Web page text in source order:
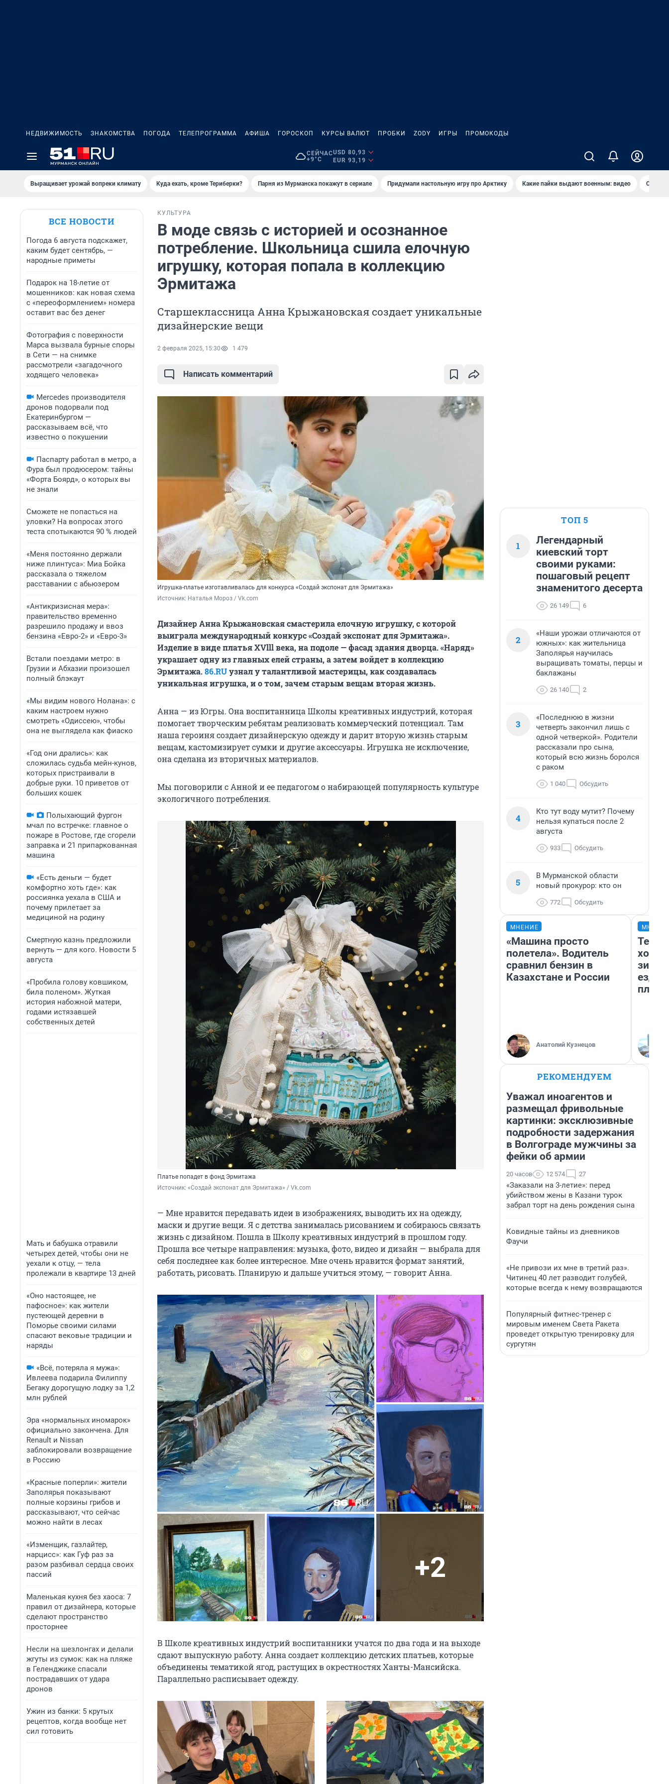
НЕДВИЖИМОСТЬ ЗНАКОМСТВА ПОГОДА ТЕЛЕПРОГРАММА АФИША ГОРОСКОП КУРСЫ ВАЛЮТ ПРОБКИ ZODY ИГРЫ ПРОМОКОДЫ
СЕЙЧАС
+9°C
USD 80,93
EUR 93,19
Выращивает урожай вопреки климату Куда ехать, кроме Териберки? Парня из Мурманска покажут в сериале Придумали настольную игру про Арктику Какие пайки выдают военным: видео Самая
ВСЕ НОВОСТИ
Погода 6 августа подскажет,
каким будет сентябрь, —
народные приметы
Подарок на 18-летие от
мошенников: как новая схема
с «переоформлением» номера
оставит вас без денег
Фотография с поверхности
Марса вызвала бурные споры
в Сети — на снимке
рассмотрели «загадочного
ходящего человека»
Mercedes производителя
дронов подорвали под
Екатеринбургом —
рассказываем всё, что
известно о покушении
Паспарту работал в метро, а
Фура был продюсером: тайны
«Форта Боярд», о которых вы
не знали
Сможете не попасться на
уловки? На вопросах этого
теста спотыкаются 90 % людей
«Меня постоянно держали
ниже плинтуса»: Миа Бойка
рассказала о тяжелом
расставании с абьюзером
«Антикризисная мера»:
правительство временно
разрешило продажу и ввоз
бензина «Евро-2» и «Евро-3»
Встали поездами метро: в
Грузии и Абхазии произошел
полный блэкаут
«Мы видим нового Нолана»: с
каким настроем нужно
смотреть «Одиссею», чтобы
она не выглядела как фиаско
«Год они дрались»: как
сложилась судьба мейн-кунов,
которых пристраивали в
добрые руки. 10 приветов от
больших кошек
Полыхающий фургон
мчал по встречке: главное о
пожаре в Ростове, где сгорели
заправка и 21 припаркованная
машина
«Есть деньги — будет
комфортно хоть где»: как
россиянка уехала в США и
почему прилетает за
медициной на родину
Смертную казнь предложили
вернуть — для кого. Новости 5
августа
«Пробила голову ковшиком,
била поленом». Жуткая
история набожной матери,
годами истязавшей
собственных детей
Мать и бабушка отравили
четырех детей, чтобы они не
уехали к отцу, — тела
пролежали в квартире 13 дней
«Оно настоящее, не
пафосное»: как жители
пустеющей деревни в
Поморье своими силами
спасают вековые традиции и
наряды
«Всё, потеряла я мужа»:
Ивлеева подарила Филиппу
Бегаку дорогущую лодку за 1,2
млн рублей
Эра «нормальных иномарок»
официально закончена. Для
Renault и Nissan
заблокировали возвращение
в Россию
«Красные поперли»: жители
Заполярья показывают
полные корзины грибов и
рассказывают, что сейчас
можно найти в лесах
«Изменщик, газлайтер,
нарцисс»: как Гуф раз за
разом разбивал сердца своих
пассий
Маленькая кухня без хаоса: 7
правил от дизайнера, которые
сделают пространство
просторнее
Несли на шезлонгах и делали
жгуты из сумок: как на пляже
в Геленджике спасали
пострадавших от удара
дронов
Ужин из банки: 5 крутых
рецептов, когда вообще нет
сил готовить
КУЛЬТУРА
В моде связь с историей и осознанное
потребление. Школьница сшила елочную
игрушку, которая попала в коллекцию
Эрмитажа
Старшеклассница Анна Крыжановская создает уникальные
дизайнерские вещи
2 февраля 2025, 15:30 1 479
Написать комментарий
Игрушка-платье изготавливалась для конкурса «Создай экспонат для Эрмитажа»
Источник: Наталья Мороз / Vk.com
Дизайнер Анна Крыжановская смастерила елочную игрушку, с которой
выиграла международный конкурс «Создай экспонат для Эрмитажа».
Изделие в виде платья XVlll века, на подоле — фасад здания дворца. «Наряд»
украшает одну из главных елей страны, а затем войдет в коллекцию
Эрмитажа.86.RUузнал у талантливой мастерицы, как создавалась
уникальная игрушка, и о том, зачем старым вещам вторая жизнь.
Анна — из Югры. Она воспитанница Школы креативных индустрий, которая
помогает творческим ребятам реализовать коммерческий потенциал. Там
наша героиня создает дизайнерскую одежду и дарит вторую жизнь старым
вещам, кастомизирует сумки и другие аксессуары. Игрушка не исключение,
она сделана из вторичных материалов.
Мы поговорили с Анной и ее педагогом о набирающей популярность культуре
экологичного потребления.
Платье попадет в фонд Эрмитажа
Источник: «Создай экспонат для Эрмитажа» / Vk.com
— Мне нравится передавать идеи в изображениях, выводить их на одежду,
маски и другие вещи. Я с детства занималась рисованием и собираюсь связать
жизнь с дизайном. Пошла в Школу креативных индустрий в прошлом году.
Прошла все четыре направления: музыка, фото, видео и дизайн — выбрала для
себя последнее как более интересное. Мне очень нравится формат занятий,
работать, рисовать. Планирую и дальше учиться этому, — говорит Анна.
+2
В Школе креативных индустрий воспитанники учатся по два года и на выходе
сдают выпускную работу. Анна создает коллекцию детских платьев, которые
объединены тематикой ягод, растущих в окрестностях Ханты-Мансийска.
Параллельно расписывает одежду.
ТОП 5
1
Легендарный
киевский торт
своими руками:
пошаговый рецепт
знаменитого десерта
26 149 6
2
«Наши урожаи отличаются от
южных»: как жительница
Заполярья научилась
выращивать томаты, перцы и
баклажаны
26 140 2
3
«Последнюю в жизни
четверть закончил лишь с
одной четверкой». Родители
рассказали про сына,
который всю жизнь боролся
с раком
1 040 Обсудить
4
Кто тут воду мутит? Почему
нельзя купаться после 2
августа
933 Обсудить
5
В Мурманской области
новый прокурор: кто он
772 Обсудить
МНЕНИЕ
«Машина просто
полетела». Водитель
сравнил бензин в
Казахстане и России
Анатолий Кузнецов
ездит
РЕКОМЕНДУЕМ
Уважал иноагентов и
размещал фривольные
картинки: эксклюзивные
подробности задержания
в Волгограде мужчины за
фейки об армии
20 часов 12 574 27
«Заказали на 3-летие»: перед
убийством жены в Казани турок
забрал торт на день рождения сына
Ковидные тайны из дневников
Фаучи
«Не привози их мне в третий раз».
Читинец 40 лет разводит голубей,
которые всегда к нему возвращаются
Популярный фитнес-тренер с
мировым именем Света Ракета
проведет открытую тренировку для
сургутян